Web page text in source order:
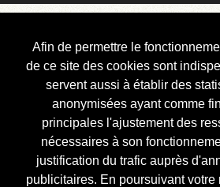
Afin de permettre le
de ce site des cookies sont
servent aussi à établir des
anonymisées ayant comme
principales l'ajustement des
nécessaires à son
justification du trafic auprès
publicitaires. En poursuivant votre
Courbis, « LE »
Blog Officiel
Bienvenue
Réalisations
Divers (et d’été)